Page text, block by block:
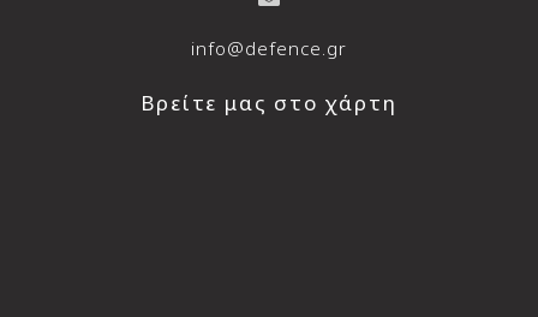
info@defence.gr
Βρείτε μας στο χάρτη